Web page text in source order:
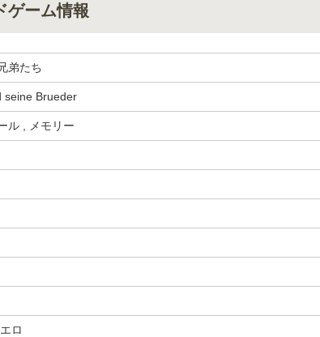
ゲーム情報
弟たち
seine Brueder
ル , メモリー
ロ